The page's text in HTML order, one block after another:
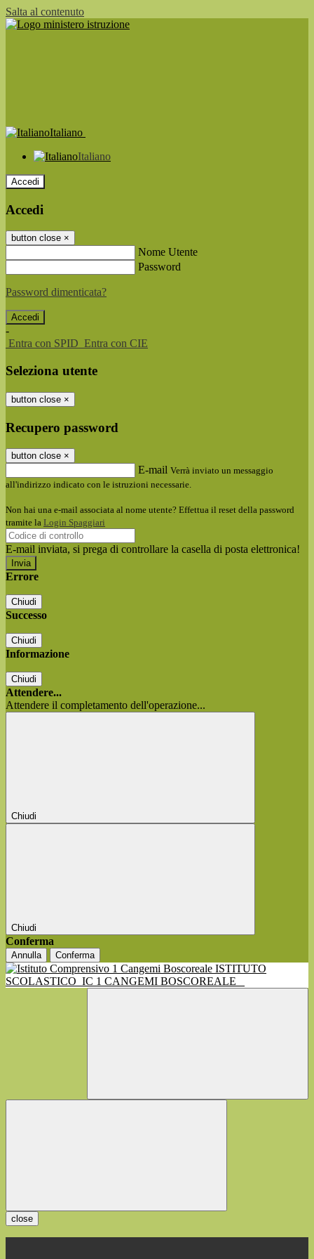
Salta al contenuto
Italiano
Italiano
Accedi
Accedi
button close ×
Nome Utente
Password
Password dimenticata?
-
Entra con SPID Entra con CIE
Seleziona utente
button close ×
Recupero password
button close ×
E-mail Verrà inviato un messaggio
all'indirizzo indicato con le istruzioni necessarie.
Non hai una e-mail associata al nome utente? Effettua il reset della password
tramite la Login Spaggiari
E-mail inviata, si prega di controllare la casella di posta elettronica!
Errore
Chiudi
Successo
Chiudi
Informazione
Chiudi
Attendere...
Attendere il completamento dell'operazione...
Chiudi
Chiudi
Conferma
Annulla Conferma
ISTITUTO
SCOLASTICO IC 1 CANGEMI BOSCOREALE
close